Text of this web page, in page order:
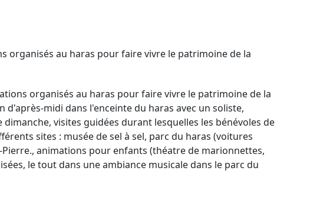
organisés au haras pour faire vivre le patrimoine de la
organisés au haras pour faire vivre le patrimoine de la
midi dans l'enceinte du haras avec un soliste,
visites guidées durant lesquelles les bénévoles de
sites : musée de sel à sel, parc du haras (voitures
animations pour enfants (théatre de marionnettes,
le tout dans une ambiance musicale dans le parc du